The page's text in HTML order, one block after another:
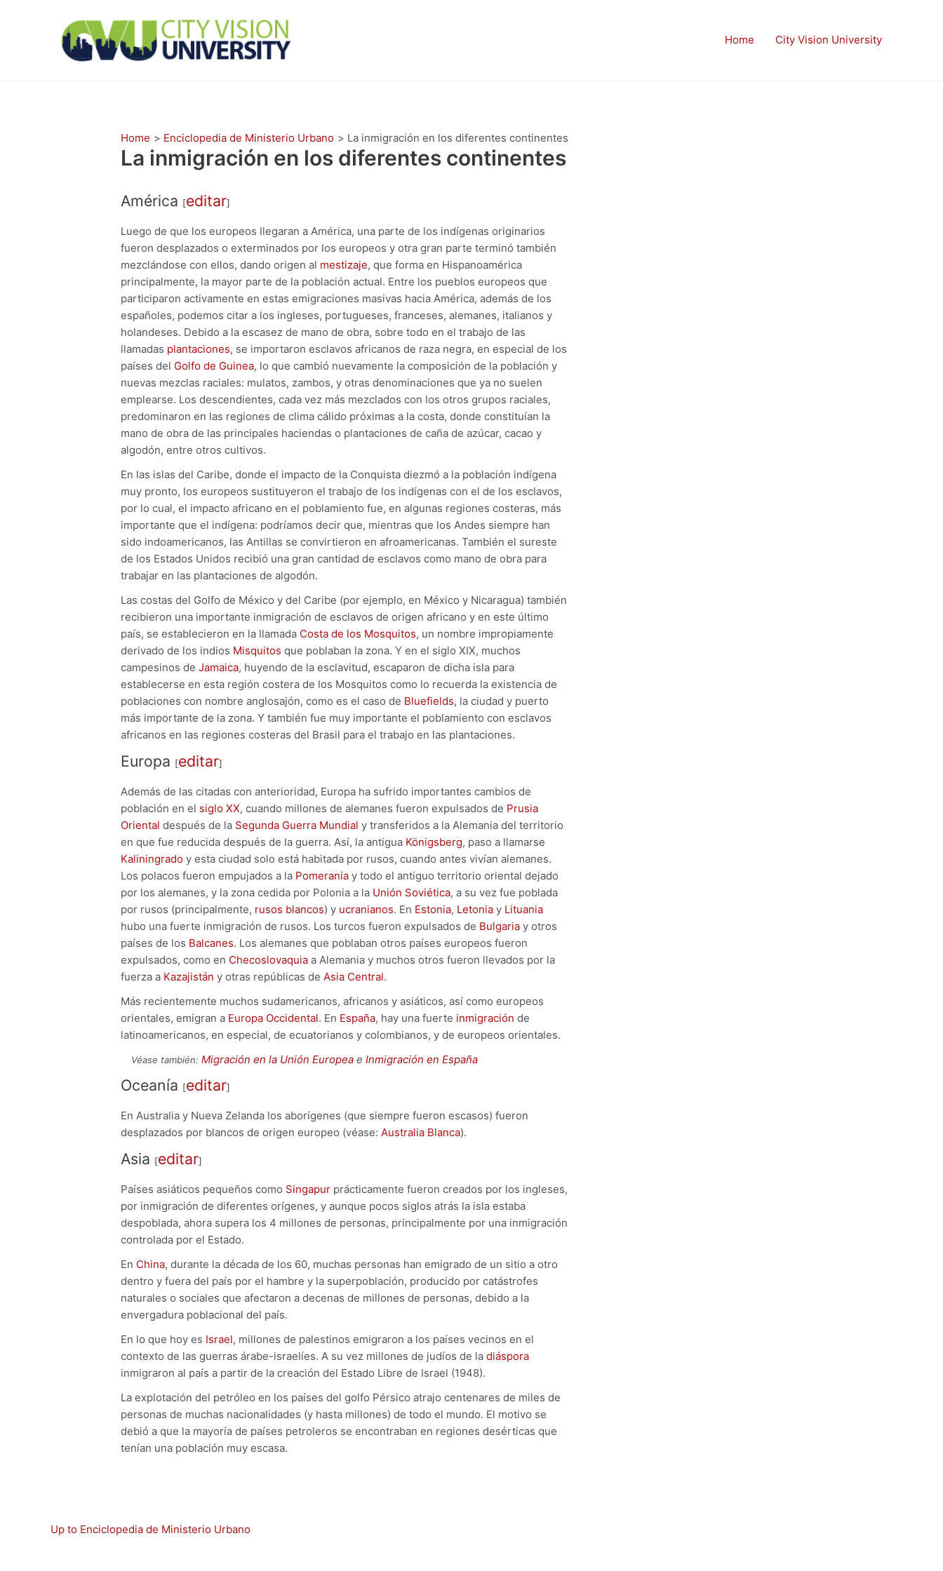
Home City Vision University
Home Enciclopedia de Ministerio Urbano La inmigración en los diferentes continentes
La inmigración en los diferentes continentes
América [editar]
Luego de que los europeos llegaran a América, una parte de los indígenas originarios
fueron desplazados o exterminados por los europeos y otra gran parte terminó también
mezclándose con ellos, dando origen al mestizaje, que forma en Hispanoamérica
principalmente, la mayor parte de la población actual. Entre los pueblos europeos que
participaron activamente en estas emigraciones masivas hacia América, además de los
españoles, podemos citar a los ingleses, portugueses, franceses, alemanes, italianos y
holandeses. Debido a la escasez de mano de obra, sobre todo en el trabajo de las
llamadas plantaciones, se importaron esclavos africanos de raza negra, en especial de los
países del Golfo de Guinea, lo que cambió nuevamente la composición de la población y
nuevas mezclas raciales: mulatos, zambos, y otras denominaciones que ya no suelen
emplearse. Los descendientes, cada vez más mezclados con los otros grupos raciales,
predominaron en las regiones de clima cálido próximas a la costa, donde constituían la
mano de obra de las principales haciendas o plantaciones de caña de azúcar, cacao y
algodón, entre otros cultivos.
En las islas del Caribe, donde el impacto de la Conquista diezmó a la población indígena
muy pronto, los europeos sustituyeron el trabajo de los indígenas con el de los esclavos,
por lo cual, el impacto africano en el poblamiento fue, en algunas regiones costeras, más
importante que el indígena: podríamos decir que, mientras que los Andes siempre han
sido indoamericanos, las Antillas se convirtieron en afroamericanas. También el sureste
de los Estados Unidos recibió una gran cantidad de esclavos como mano de obra para
trabajar en las plantaciones de algodón.
Las costas del Golfo de México y del Caribe (por ejemplo, en México y Nicaragua) también
recibieron una importante inmigración de esclavos de origen africano y en este último
país, se establecieron en la llamada Costa de los Mosquitos, un nombre impropiamente
derivado de los indios Misquitos que poblaban la zona. Y en el siglo XIX, muchos
campesinos deJamaica, huyendo de la esclavitud, escaparon de dicha isla para
establecerse en esta región costera de los Mosquitos como lo recuerda la existencia de
poblaciones con nombre anglosajón, como es el caso de Bluefields, la ciudad y puerto
más importante de la zona. Y también fue muy importante el poblamiento con esclavos
africanos en las regiones costeras del Brasil para el trabajo en las plantaciones.
Europa [editar]
Además de las citadas con anterioridad, Europa ha sufrido importantes cambios de
población en el siglo XX, cuando millones de alemanes fueron expulsados de Prusia
Oriental después de la Segunda Guerra Mundial y transferidos a la Alemania del territorio
en que fue reducida después de la guerra. Así, la antigua Königsberg, paso a llamarse
Kaliningrado y esta ciudad solo está habitada por rusos, cuando antes vivían alemanes.
Los polacos fueron empujados a la Pomerania y todo el antiguo territorio oriental dejado
por los alemanes, y la zona cedida por Polonia a la Unión Soviética, a su vez fue poblada
por rusos (principalmente, rusos blancos) y ucranianos. En Estonia, Letonia y Lituania
hubo una fuerte inmigración de rusos. Los turcos fueron expulsados de Bulgaria y otros
países de los Balcanes. Los alemanes que poblaban otros países europeos fueron
expulsados, como en Checoslovaquia a Alemania y muchos otros fueron llevados por la
fuerza a Kazajistán y otras repúblicas de Asia Central.
Más recientemente muchos sudamericanos, africanos y asiáticos, así como europeos
orientales, emigran a Europa Occidental. En España, hay una fuerte inmigración de
latinoamericanos, en especial, de ecuatorianos y colombianos, y de europeos orientales.
Véase también: Migración en la Unión Europea eInmigración en España
Oceanía [editar]
En Australia y Nueva Zelanda los aborígenes (que siempre fueron escasos) fueron
desplazados por blancos de origen europeo (véase:Australia Blanca).
Asia [editar]
Países asiáticos pequeños como Singapur prácticamente fueron creados por los ingleses,
por inmigración de diferentes orígenes, y aunque pocos siglos atrás la isla estaba
despoblada, ahora supera los 4 millones de personas, principalmente por una inmigración
controlada por el Estado.
En China, durante la década de los 60, muchas personas han emigrado de un sitio a otro
dentro y fuera del país por el hambre y la superpoblación, producido por catástrofes
naturales o sociales que afectaron a decenas de millones de personas, debido a la
envergadura poblacional del país.
En lo que hoy es Israel, millones de palestinos emigraron a los países vecinos en el
contexto de las guerras árabe-israelíes. A su vez millones de judíos de ladiáspora
inmigraron al país a partir de la creación del Estado Libre de Israel (1948).
La explotación del petróleo en los países del golfo Pérsico atrajo centenares de miles de
personas de muchas nacionalidades (y hasta millones) de todo el mundo. El motivo se
debió a que la mayoría de países petroleros se encontraban en regiones desérticas que
tenían una población muy escasa.
Up to Enciclopedia de Ministerio Urbano